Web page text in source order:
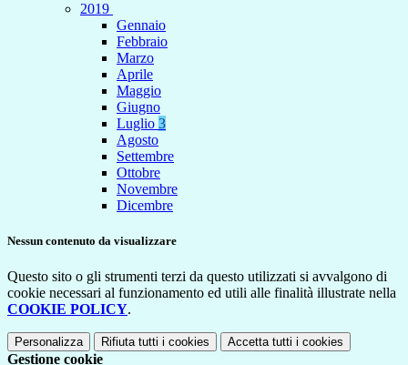
2019
Gennaio
Febbraio
Marzo
Aprile
Maggio
Giugno
Luglio 3
Agosto
Settembre
Ottobre
Novembre
Dicembre
Nessun contenuto da visualizzare
Questo sito o gli strumenti terzi da questo utilizzati si avvalgono di
cookie necessari al funzionamento ed utili alle finalità illustrate nella
COOKIE POLICY.
Personalizza Rifiuta tutti i cookies Accetta tutti i cookies
Gestione cookie